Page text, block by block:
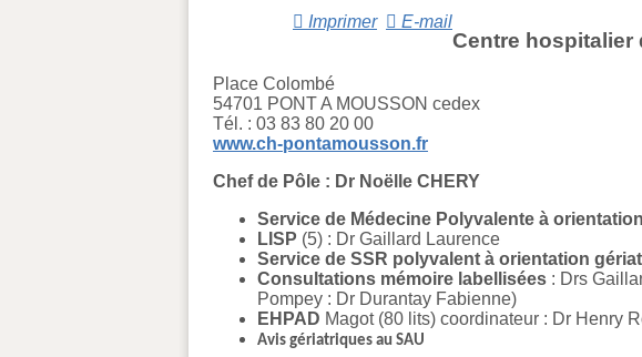
Imprimer E-mail
Centre hospitalier
Place Colombé
54701 PONT A MOUSSON cedex
Tél. : 03 83 80 20 00
www.ch-pontamousson.fr
Chef de Pôle : Dr Noëlle CHERY
Service de Médecine Polyvalente à
LISP (5) : Dr Gaillard Laurence
Service de SSR polyvalent à orientation
Consultations mémoire labellisées : Drs
Pompey : Dr Durantay Fabienne)
EHPAD Magot (80 lits) coordinateur : Dr Henry
Avis gériatriques au SAU